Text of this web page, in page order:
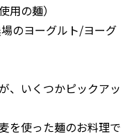
用の麺）
のヨーグルト/ヨーグ
、いくつかピックアッ
を使った麺のお料理で